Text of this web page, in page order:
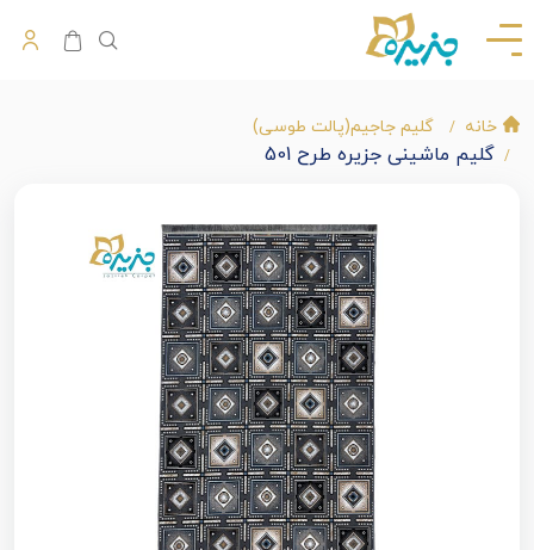
خانه گلیم جاجیم(پالت طوسی)
گلیم ماشینی جزیره طرح 501